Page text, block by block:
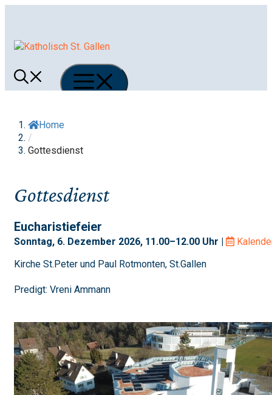
Menü
Home
/
Gottesdienst
Gottesdienst
Eucharistiefeier
Sonntag, 6. Dezember 2026, 11.00–12.00 Uhr |
Kirche St.Peter und Paul Rotmonten, St.Gallen
Predigt: Vreni Ammann